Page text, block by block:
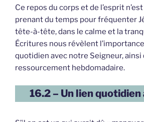
Ce repos du corps et de l’esprit
prenant du temps pour fréquenter
tête-à-tête, dans le calme et la
Écritures nous révèlent
quotidien avec notre Seigneur, ainsi
ressourcement hebdomadaire.
16.2 – Un lien quotidien